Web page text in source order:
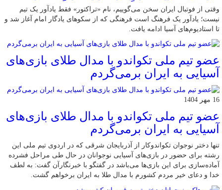
وقتی از فوتبال ایران سخن می‌گوییم، نام «تراکتور» فقط یادآور یک تیم
نیست؛ یادآور یک فرهنگ است فرهنگی که از سکوهای یادگار امام آغاز شد و
تا استادیوم‌های آسیا ادامه یافت.
عضو تیم ملی تکواندو با مدال طلای بازی‌های
آسیایی به ایران برمی‌گردم
16 مهر 1404
عضو تیم ملی تکواندو با مدال طلای بازی‌های
آسیایی به ایران برمی‌گردم
تنها دختر نوجوان تکواندوکار از آذربایجان شرقی که در اردوی تیم ملی این
رشته برای حضور در بازی‌های آسیایی نوجوانان در حال طی مراحل فشرده
آماده‌سازی برای این بازی‌ها می‌باشد در گفتگو با خبرنگارآن گفت: به لطف
خدا و دعای خیر مردم کشورم با مدال طلا به ایران برخواهم گشت.